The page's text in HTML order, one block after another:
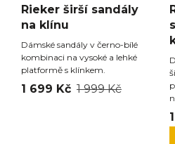
Rieker širší sandály
na klínu
Dámské sandály v černo-bílé
kombinaci na vysoké a lehké
platformě s klínkem.
1 699 Kč 1 999 Kč